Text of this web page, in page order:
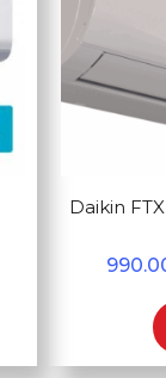
Daikin